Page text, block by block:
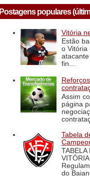
Postagens populares
Vitória
Estão
o Vitória
fin...
Assim
página
Tabela
TABELA
do